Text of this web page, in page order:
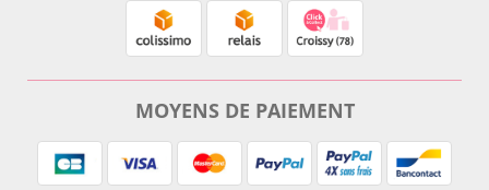
MOYENS DE PAIEMENT